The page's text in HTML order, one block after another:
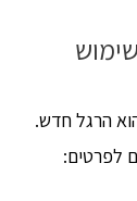
הרגל חדש.
לפרטים: